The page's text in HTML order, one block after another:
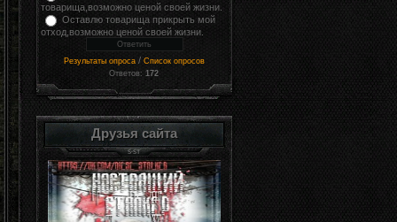
товарища,возможно ценой своей жизни.
Оставлю товарища прикрыть мой
отход,возможно ценой своей жизни.
Результаты опроса / Список опросов
Ответов:172
Друзья сайта